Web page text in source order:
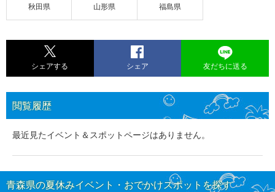
秋田県 山形県 福島県
シェアする シェア 友だちに送る
閲覧履歴
最近見たイベント＆スポットページはありません。
青森県の夏休みイベント・おでかけスポットを探す